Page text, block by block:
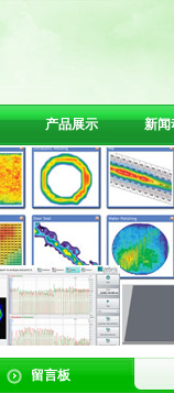
产品展示 新闻
留言板